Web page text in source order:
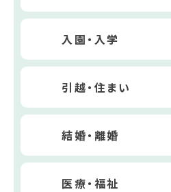
入園・入学
引越・住まい
結婚・離婚
医療・福祉